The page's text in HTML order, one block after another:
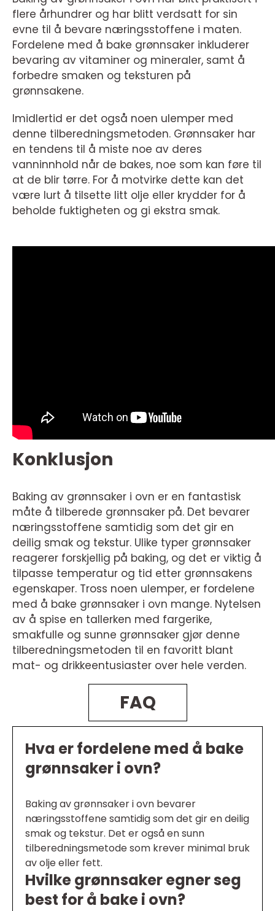
flere århundrer og har blitt verdsatt for sin
evne til å bevare næringsstoffene i maten.
Fordelene med å bake grønnsaker inkluderer
bevaring av vitaminer og mineraler, samt å
forbedre smaken og teksturen på
grønnsakene.
Imidlertid er det også noen ulemper med
denne tilberedningsmetoden. Grønnsaker har
en tendens til å miste noe av deres
vanninnhold når de bakes, noe som kan føre til
at de blir tørre. For å motvirke dette kan det
være lurt å tilsette litt olje eller krydder for å
beholde fuktigheten og gi ekstra smak.
Konklusjon
Baking av grønnsaker i ovn er en fantastisk
måte å tilberede grønnsaker på. Det bevarer
næringsstoffene samtidig som det gir en
deilig smak og tekstur. Ulike typer grønnsaker
reagerer forskjellig på baking, og det er viktig å
tilpasse temperatur og tid etter grønnsakens
egenskaper. Tross noen ulemper, er fordelene
med å bake grønnsaker i ovn mange. Nytelsen
av å spise en tallerken med fargerike,
smakfulle og sunne grønnsaker gjør denne
tilberedningsmetoden til en favoritt blant
mat- og drikkeentusiaster over hele verden.
FAQ
Hva er fordelene med å bake
grønnsaker i ovn?
Baking av grønnsaker i ovn bevarer
næringsstoffene samtidig som det gir en deilig
smak og tekstur. Det er også en sunn
tilberedningsmetode som krever minimal bruk
av olje eller fett.
Hvilke grønnsaker egner seg
best for å bake i ovn?